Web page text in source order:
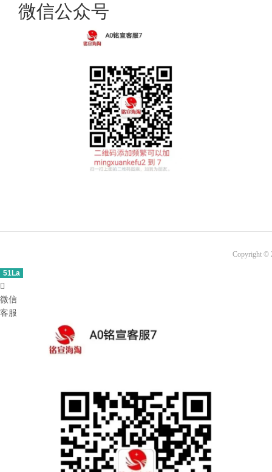
微信公众号
Copyright ©
51La

微信
客服